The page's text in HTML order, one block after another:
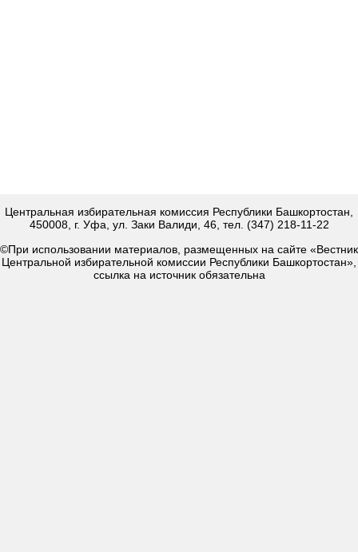
Центральная избирательная комиссия Республики Башкортостан,
450008, г. Уфа, ул. Заки Валиди, 46, тел. (347) 218-11-22
©При использовании материалов, размещенных на сайте «Вестник
Центральной избирательной комиссии Республики Башкортостан»,
ссылка на источник обязательна